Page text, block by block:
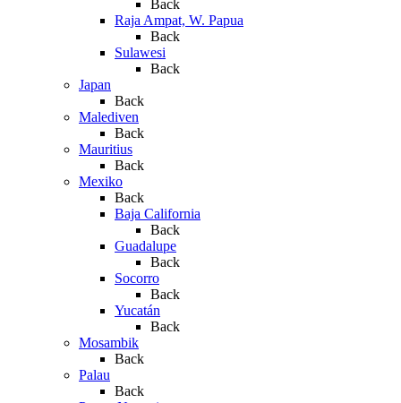
Back
Raja Ampat, W. Papua
Back
Sulawesi
Back
Japan
Back
Malediven
Back
Mauritius
Back
Mexiko
Back
Baja California
Back
Guadalupe
Back
Socorro
Back
Yucatán
Back
Mosambik
Back
Palau
Back